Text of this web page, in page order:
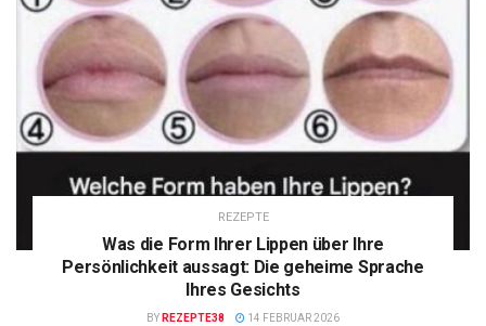
REZEPTE
Was die Form Ihrer Lippen über Ihre
Persönlichkeit aussagt: Die geheime Sprache
Ihres Gesichts
BY REZEPTE38 14 FEBRUAR 2026